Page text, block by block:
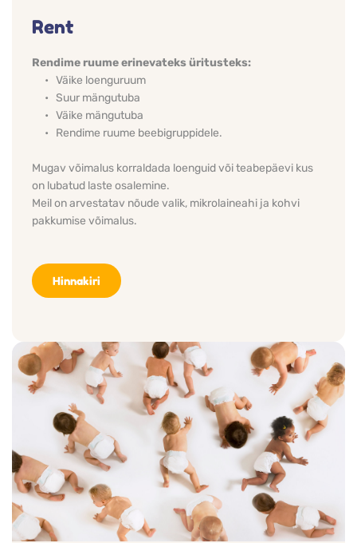
Rent
Rendime ruume erinevateks üritusteks:
Väike loenguruum
Suur mängutuba
Väike mängutuba
Rendime ruume beebigruppidele.
Mugav võimalus korraldada loenguid või teabepäevi kus
on lubatud laste osalemine.
Meil on arvestatav nõude valik, mikrolaineahi ja kohvi
pakkumise võimalus.
Hinnakiri